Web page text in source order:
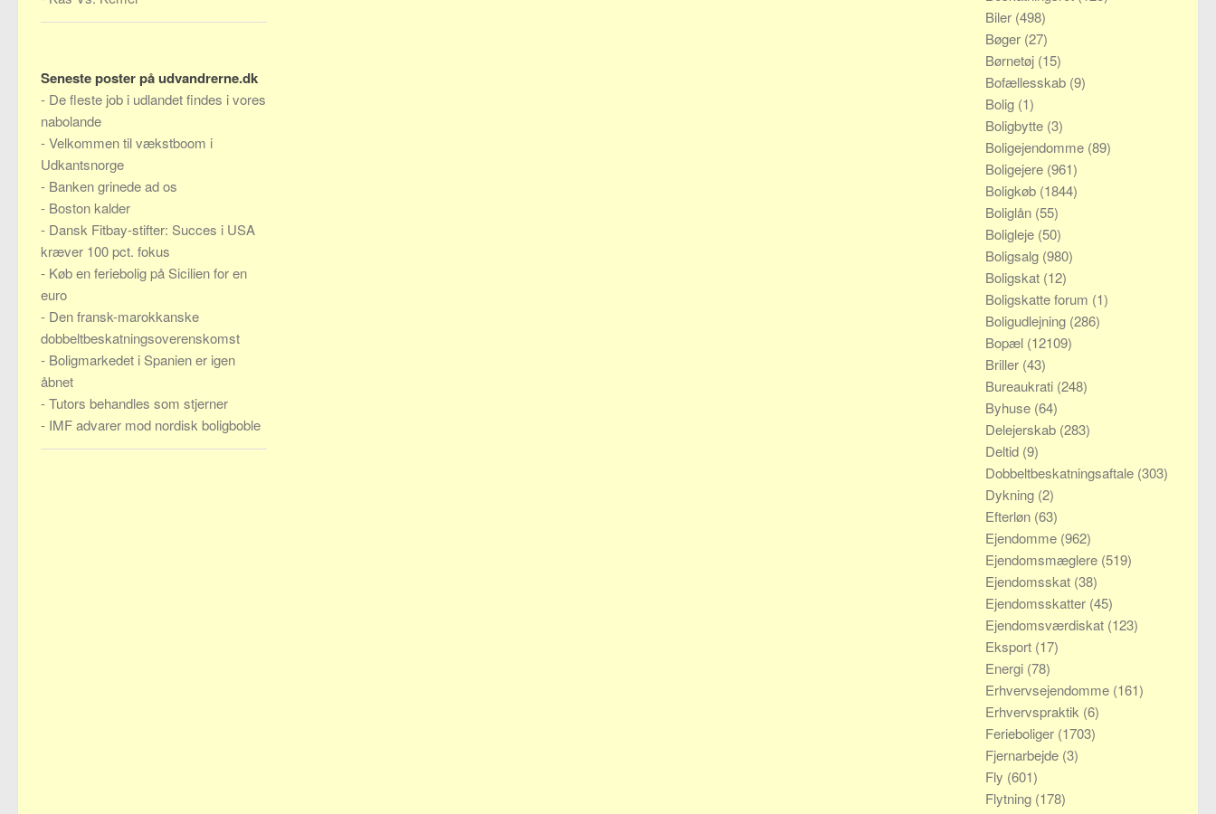
Seneste poster på udvandrerne.dk
- De fleste job i udlandet findes i vores
nabolande
-Velkommen til vækstboom i
Udkantsnorge
- Banken grinede ad os
- Boston kalder
- Dansk Fitbay-stifter: Succes i USA
kræver 100 pct. fokus
- Køb en feriebolig på Sicilien for en
euro
- Den fransk-marokkanske
dobbeltbeskatningsoverenskomst
- Boligmarkedet i Spanien er igen
åbnet
-Tutors behandles som stjerner
- IMF advarer mod nordisk boligboble
Biler (498)
Bøger (27)
Børnetøj (15)
Bofællesskab (9)
Bolig (1)
Boligbytte (3)
Boligejendomme (89)
Boligejere (961)
Boligkøb (1844)
Boliglån (55)
Boligleje (50)
Boligsalg (980)
Boligskat (12)
Boligskatte forum (1)
Boligudlejning (286)
Bopæl (12109)
Briller (43)
Bureaukrati (248)
Byhuse (64)
Delejerskab (283)
Deltid (9)
Dobbeltbeskatningsaftale (303)
Dykning (2)
Efterløn (63)
Ejendomme (962)
Ejendomsmæglere (519)
Ejendomsskat (38)
Ejendomsskatter (45)
Ejendomsværdiskat (123)
Eksport (17)
Energi (78)
Erhvervsejendomme (161)
Erhvervspraktik (6)
Ferieboliger (1703)
Fjernarbejde (3)
Fly (601)
Flytning (178)